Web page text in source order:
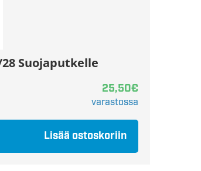
Suojaputkelle
25,50€
varastossa
Lisää ostoskoriin